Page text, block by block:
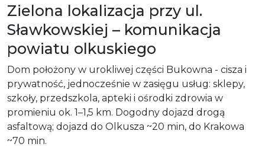
Zielona lokalizacja przy ul.
Sławkowskiej – komunikacja
powiatu olkuskiego
Dom położony w urokliwej części Bukowna - cisza i
prywatność, jednocześnie w zasięgu usług: sklepy,
szkoły, przedszkola, apteki i ośrodki zdrowia w
promieniu ok. 1–1,5 km. Dogodny dojazd drogą
asfaltową; dojazd do Olkusza ~20 min, do Krakowa
~70 min.